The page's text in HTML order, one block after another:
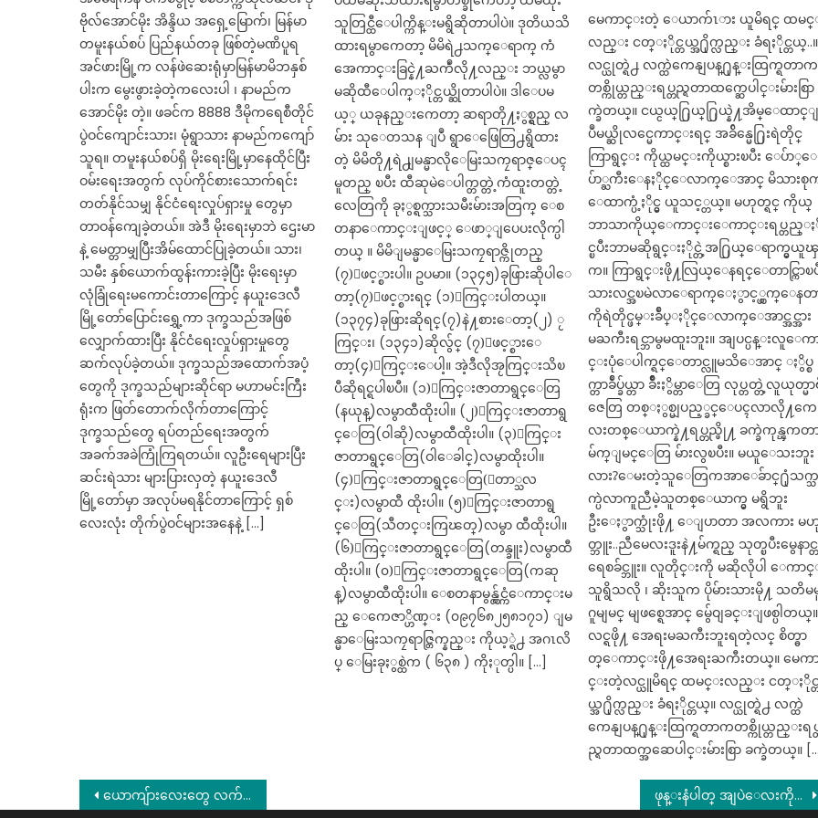
ဗိုလ်အောင်မိုး အိန္ဒိယ အရှေ့မြောက်၊ မြန်မာ
တမူးနယ်စပ် ပြည်နယ်တခု ဖြစ်တဲ့မဏိပူရ
အင်ဖားမြို့က လန်ဖဲဆေးရုံမှာမြန်မာမိဘနှစ်
ပါးက မွေးဖွားခဲ့တဲ့ကလေးပါ ၊ နာမည်က
အောင်မိုး တဲ့။ ဖခင်က 8888 ဒီမိုကရေစီတိုင်
ပွဲဝင်ကျောင်းသား၊ မုံရွာသား နာမည်ကကျော်
သူရ။ တမူးနယ်စပ်ရှိ မိုးရေးမြို့မှာနေထိုင်ပြီး
ဝမ်းရေးအတွက် လုပ်ကိုင်စားသောက်ရင်း
တတ်နိုင်သမျှ နိုင်ငံရေးလှုပ်ရှားမှု တွေမှာ
တာဝန်ကျေခဲ့တယ်။ အဲဒီ မိုးရေးမှာဘဲ ဌေးမာ
နဲ့ မေတ္တာမျှပြီးအိမ်ထောင်ပြုခဲ့တယ်။ သား၊
သမီး နှစ်ယောက်ထွန်းကားခဲ့ပြီး မိုးရေးမှာ
လုံခြုံရေးမကောင်းတာကြောင့် နယူးဒေလီ
မြို့တော်ပြောင်းရွှေ့ကာ ဒုက္ခသည်အဖြစ်
လျှောက်ထားပြီး နိုင်ငံရေးလှုပ်ရှားမှုတွေ
ဆက်လုပ်ခဲ့တယ်။ ဒုက္ခသည်အထောက်အပံ့
တွေကို ဒုက္ခသည်များဆိုင်ရာ မဟာမင်းကြီး
ရုံးက ဖြတ်တောက်လိုက်တာကြောင့်
ဒုက္ခသည်တွေ ရပ်တည်ရေးအတွက်
အခက်အခဲကြုံကြရတယ်။ လူဦးရေများပြီး
ဆင်းရဲသား များပြားလှတဲ့ နယူးဒေလီ
မြို့တော်မှာ အလုပ်မရနိုင်တာကြောင့် ရှစ်
လေးလုံး တိုက်ပွဲဝင်များအနေနဲ့ […]
သူတြင္ထီေပါက္ကိန္းမရွိဆိုတာပါပဲ။ ဒုတိယသိ
ထားရမွာကေတာ့ မိမိရဲ႕သက္ေရာက္ ကံ
အေကာင္းခြင္နဲ႔ႀကဳံလို႔လည္း ဘယ္လမွာ
မဆိုထီေပါက္ႏိုင္တယ္ဆိုတာပါပဲ။ ဒါေပမ
ယ့္ ယခုနည္းကေတာ့ ဆရာတို႔ႏွစ္ရွည္ လ
မ်ား သုေတသန ျပဳ ရွာေဖြေတြ႕ရွိထား
တဲ့ မိမိတို႔ရဲ႕ျမန္မာလိုေမြးသကၠရာဇ္ေပၚ
မူတည္ ၿပီး ထီဆုမဲေပါက္တတ္တဲ့ကံထူးတတ္တဲ့
လေတြကို ခုႏွစ္ရက္သားသမီးမ်ားအတြက္ ေစ
တနာေကာင္းျဖင့္ ေဖာ္ျပေပးလိုက္ပါ
တယ္ ။ မိမိျမန္မာေမြးသကၠရာဇ္ကိုတည္
(၇)ျဖင့္စားပါ။ ဥပမာ။ (၁၃၄၅)ခုဖြားဆိုပါေ
တာ့(၇)ျဖင့္စားရင္ (၁)ႂကြင္းပါတယ္။
(၁၃၇၄)ခုဖြားဆိုရင္(၇)နဲ႔စားေတာ့(၂) ႂ
ကြင္း၊ (၁၃၄၁)ဆိုလွ်င္ (၇)ျဖင့္စားေ
တာ့(၄)ႂကြင္းေပါ့။ အဲ့ဒီလိုအႂကြင္းသိၿ
ပီဆိုရင္ရပါၿပီ။ (၁)ႂကြင္းဇာတာရွင္ေတြ
(နယုန္)လမွာထီထိုးပါ။ (၂)ႂကြင္းဇာတာရွ
င္ေတြ(ဝါဆို)လမွာထီထိုးပါ။ (၃)ႂကြင္း
ဇာတာရွင္ေတြ(ဝါေခါင္)လမွာထိုးပါ။
(၄)ႂကြင္းဇာတာရွင္ေတြ(ေတာ္သလ
င္း)လမွာထီ ထိုးပါ။ (၅)ႂကြင္းဇာတာရွ
င္ေတြ(သီတင္းကြၽတ္)လမွာ ထီထိုးပါ။
(၆)ႂကြင္းဇာတာရွင္ေတြ(တန္ခူး)လမွာထီ
ထိုးပါ။ (၀)ႂကြင္းဇာတာရွင္ေတြ(ကဆု
န္)လမွာထီထိုးပါ။ ေစတနာမွန္လွ်င္ကံေကာင္းမ
ည္ ေကေဇာ္ဟိဏ္း (၀၉၇၆၈၂၅၈၁၇၁) ျမ
န္မာေမြးသကၠရာဇ္တြက္နည္း ကိုယ့္ရဲ႕ အဂၤလိ
ပ္ ေမြးခုႏွစ္ထဲက ( ၆၃၈ ) ကိုႏုတ္ပါ။ […]
မေကာင္းတဲ့ ေယာက်ၤား ယူမိရင္ ထမ
လည္း ငတ္ႏိုင္တယ္အ႐ိုက္လည္း ခံရႏိုင္တယ္..။
လင္ယုတ္ရဲ႕ လက္ထဲကေနျပန္႐ုန္းထြက္ရတာက
တစ္ကိုယ္တည္းရပ္တည္ရတာထက္ဆေပါင္းမ်ားစြာ
က္ခဲတယ္။ ငယ္ငယ္႐ြယ္႐ြယ္နဲ႔အိမ္ေထာင္ျ
ပဳမယ္ဆိုလင္မေကာင္းရင္ အခ်ိန္မေ႐ြးရဲတိုင္
ကြာရွင္း ကိုယ္ထမင္းကိုယ္စားၿပီး ေပ်ာ္ေ
ပ်ာ္ႀကီးေနႏိုင္ေလာက္ေအာင္ မိသားစု
ေထာက္ပံ့ႏိုင္မွ ယူသင့္တယ္။ မဟုတ္ရင္ ကိုယ္
ဘာသာကိုယ္ေကာင္းေကာင္းရပ္တည္
င္ၿပီးဘာမဆိုရွင္းႏိုင္တဲ့အ႐ြယ္ေရာက္မွယူၾ
က။ ကြာရွင္းဖို႔လြယ္ေနရင္ေတာင္ကြာၿ
သားလင္အၿမဲလာေရာက္ေႏွာင့္ယွက္ေနတ
ကိုရဲတိုင္ဖမ္းခ်ဳပ္ႏိုင္ေလာက္ေအာင္အင္အား
မႀကီးရင္ဘာမွမထူးဘူး။ အျပင္ပန္းလူေက
င္းပုံေပါက္ရင္ေတာင္လူမသိေအာင္ ႏွိပ္စ
က္တာခ်ဳပ္ခ်ယ္တာ ခ်ိဳးႏွိမ္တာေတြ လုပ္တတ္တဲ့လူယုတ္မ
ဇေတြ တစ္ႏွစ္မျပည့္ခင္ေပၚလာလို႔ကေ
လးတစ္ေယာက္နဲ႔ရပ္တည္ဖို႔ ခက္ခဲကုန္ၾကတ
မ်က္ျမင္ေတြ မ်ားလွၿပီး။ မယူေသးဘူး
လား?ေမးတဲ့သူေတြကအာေခ်ာင္႐ုံသက္သ
က္ပဲလာကူညီမဲ့သူတစ္ေယာက္မွ မရွိဘူး
ဦးေႏွာက္သုံးဖို႔ ေျပာတာ အလကား မ
တ္ဘူး..ညီမေလးဒူးနဲ႔မ်က္ရည္ သုတ္ၿပီးမွေနာင္
ရေစခ်င္ဘူး။ လူတိုင္းကို မဆိုလိုပါ ေကာ
သူရွိသလို ၊ ဆိုးသူက ပိုမ်ားသားမို႔ သတိမ
ဂူမျမင္ မျဖစ္ရေအာင္ မွ်ေဝျခင္းျဖစ္ပါတယ္။
လင္ရဖို႔ အေရးမႀကီးဘူးရတဲ့လင္ စိတ္ဓာ
တ္ေကာင္းဖို႔အေရးႀကီးတယ္။ မေက
င္းတဲ့လင္ယူမိရင္ ထမင္းလည္း ငတ္ႏိုင္တ
ယ္အ႐ိုက္လည္း ခံရႏိုင္တယ္။ လင္ယုတ္ရဲ႕ လက္ထဲ
ကေနျပန္႐ုန္းထြက္ရတာကတစ္ကိုယ္တည္းရပ္
ည္ရတာထက္အဆေပါင္းမ်ားစြာ ခက္ခဲတယ္။ […]
Post
ယောကျ်ားလေးတွေ လက်မလွှတ်နိုင်တဲ့ မိန်းကလေးဆိုတာ ဖုန္းနံပါတ္ အျပဲေလးကိုင္ၿပီး အေမဆီ ဖုန္းဆက္ခ်င္လို႔ပါဆိုတဲ့ ကိုရင္ေလး . . .